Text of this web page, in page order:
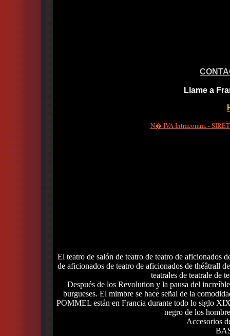
Llame a
N� IVA Intracomm. -
El teatro de salón de teatro de teatro de aficionados
de aficionados de teatro de aficionados de théâtrall
teatrales de teatrale de
Después de los Revolution y la pausa del
burgueses. El mimbre se hace señal de la
POMMEL están en Francia durante todo lo siglo
negro de los
Accesorios